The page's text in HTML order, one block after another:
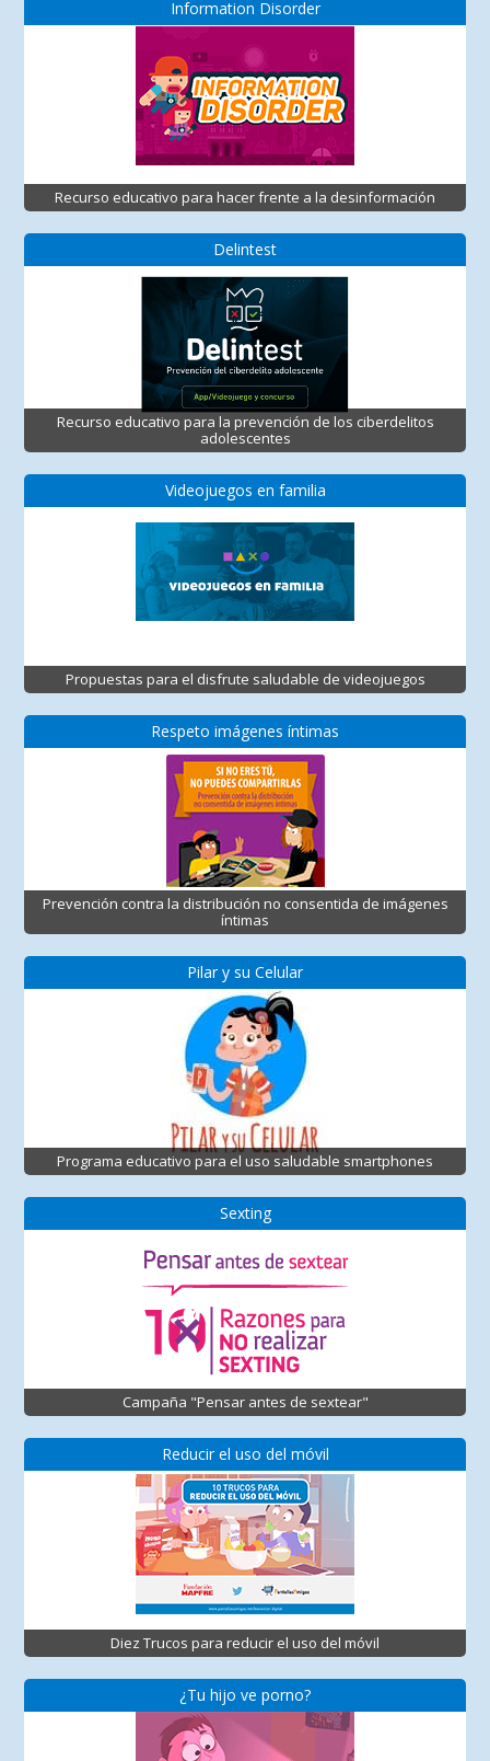
Information Disorder
Recurso educativo para hacer frente a la desinformación
Delintest
Recurso educativo para la prevención de los ciberdelitos
adolescentes
Videojuegos en familia
Propuestas para el disfrute saludable de videojuegos
Respeto imágenes íntimas
Prevención contra la distribución no consentida de imágenes
íntimas
Pilar y su Celular
Programa educativo para el uso saludable smartphones
Sexting
Campaña "Pensar antes de sextear"
Reducir el uso del móvil
Diez Trucos para reducir el uso del móvil
¿Tu hijo ve porno?